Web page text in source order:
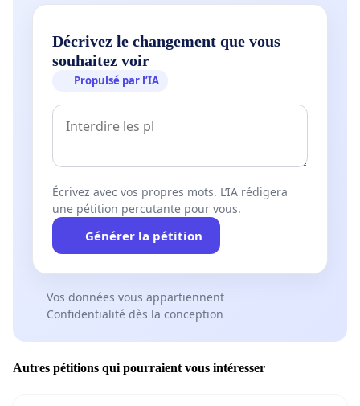
Décrivez le changement que vous
souhaitez voir
Propulsé par l’IA
Écrivez avec vos propres mots. L’IA rédigera
une pétition percutante pour vous.
Générer la pétition
Vos données vous appartiennent
Confidentialité dès la conception
Autres pétitions qui pourraient vous intéresser